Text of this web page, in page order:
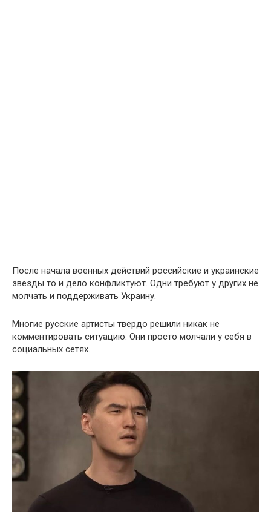
После начала военных действий российские и украинские
звезды то и дело конфликтуют. Одни требуют у других не
молчать и поддерживать Украину.
Многие русские артисты твердо решили никак не
комментировать ситуацию. Они просто молчали у себя в
социальных сетях.